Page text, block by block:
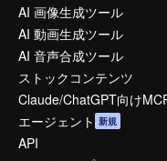
AI 画像生成ツール
AI 動画生成ツール
AI 音声合成ツール
ストックコンテンツ
Claude/ChatGPT向け
エージェント 新規
API